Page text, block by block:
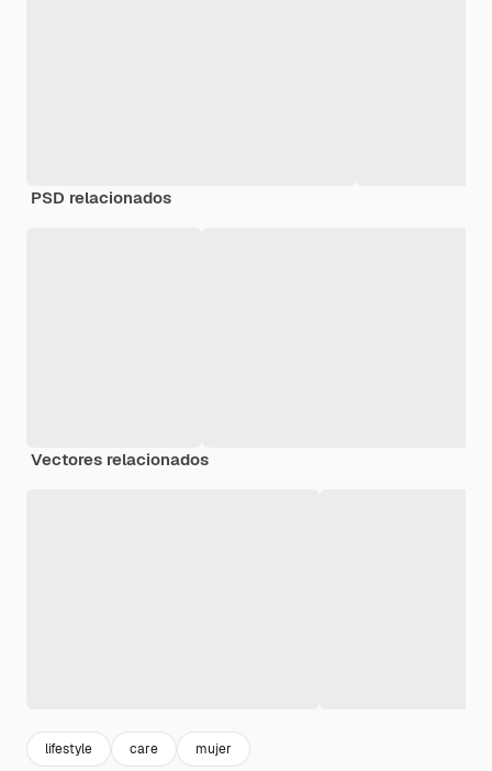
PSD relacionados
Vectores relacionados
lifestyle care mujer